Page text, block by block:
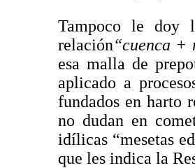
Tampoco le doy
relación“cuenca
esa malla de
aplicado a
fundados en harto
no dudan en
idílicas “mesetas
que les indica la